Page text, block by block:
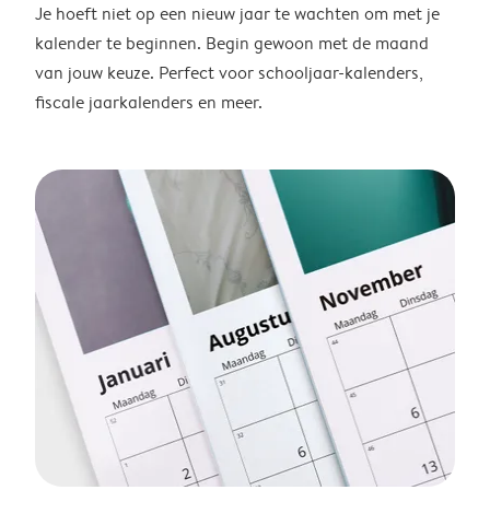
Je hoeft niet op een nieuw jaar te wachten om met je
kalender te beginnen. Begin gewoon met de maand
van jouw keuze. Perfect voor schooljaar-kalenders,
fiscale jaarkalenders en meer.